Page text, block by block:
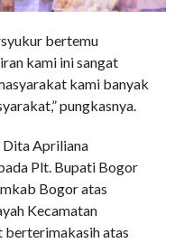
bertemu
kami ini sangat
kami banyak
pungkasnya.
Dita Apriliana
Plt. Bupati Bogor
Bogor atas
Kecamatan
berterimakasih atas